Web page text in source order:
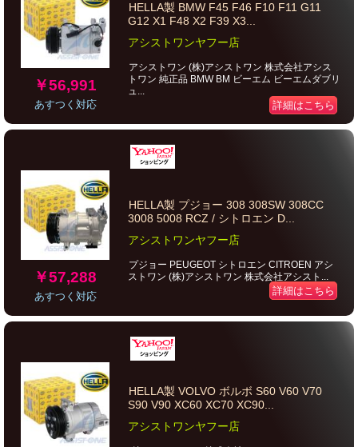
￥56,991
あすつく対応
HELLA製 BMW F45 F46 F10 F11 G11
G12 X1 F48 X2 F39 X3...
アシストワンヤフー店
アシストワン (株)アシストワン 株式会社アシス
トワン 純正品 BMW BM ビーエム ビーエムダブリ
ュ...
詳細はこちら
￥57,288
あすつく対応
HELLA製 プジョー 308 308SW 308CC
3008 5008 RCZ / シトロエン D...
アシストワンヤフー店
プジョー PEUGEOT シトロエン CITROEN アシ
ストワン (株)アシストワン 株式会社アシスト...
詳細はこちら
HELLA製 VOLVO ボルボ S60 V60 V70
S90 V90 XC60 XC70 XC90...
アシストワンヤフー店